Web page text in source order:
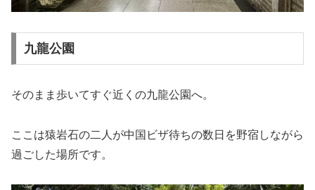
九龍公園
そのまま歩いてすぐ近くの九龍公園へ。
ここは猿岩石の二人が中国ビザ待ちの数日を野宿しながら
過ごした場所です。